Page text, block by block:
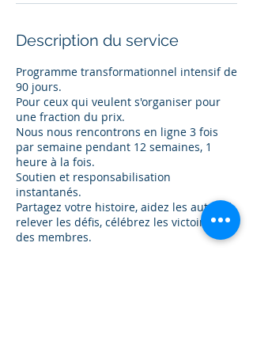
Description du service
Programme transformationnel intensif de
90 jours.
Pour ceux qui veulent s'organiser pour
une fraction du prix.
Nous nous rencontrons en ligne 3 fois
par semaine pendant 12 semaines, 1
heure à la fois.
Soutien et responsabilisation
instantanés.
Partagez votre histoire, aidez les autres à
relever les défis, célébrez les victoires
des membres.